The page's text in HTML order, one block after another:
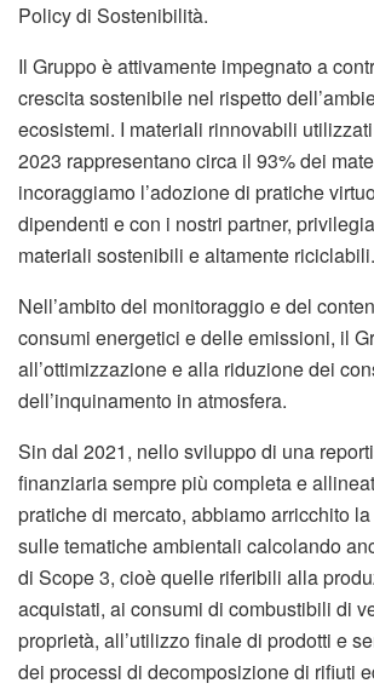
Policy di Sostenibilità.
Il Gruppo è attivamente impegnato a
crescita sostenibile nel rispetto
ecosistemi. I materiali rinnovabili
2023 rappresentano circa il 93% dei
incoraggiamo l’adozione di pratiche
dipendenti e con i nostri partner,
materiali sostenibili e altamente riciclabili.
Nell’ambito del monitoraggio e del
consumi energetici e delle emissioni, il
all’ottimizzazione e alla riduzione dei
dell’inquinamento in atmosfera.
Sin dal 2021, nello sviluppo di una
finanziaria sempre più completa e
pratiche di mercato, abbiamo arricchito
sulle tematiche ambientali calcolando
di Scope 3, cioè quelle riferibili alla
acquistati, ai consumi di combustibili di
proprietà, all’utilizzo finale di prodotti e
dei processi di decomposizione di rifiuti